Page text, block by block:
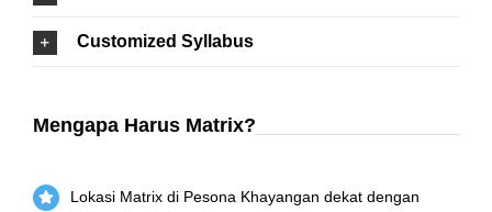
Customized Syllabus
Mengapa Harus Matrix?
Lokasi Matrix di Pesona Khayangan dekat dengan